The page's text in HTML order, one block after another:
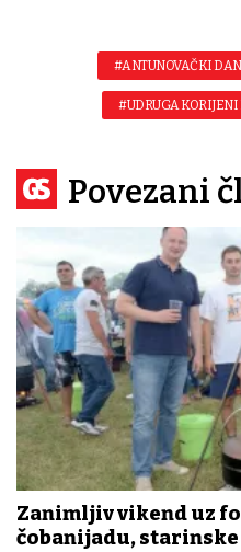
#ANTUNOVAČKI
#UDRUGA KORIJENI
Povezani
Zanimljiv vikend uz
čobanijadu,